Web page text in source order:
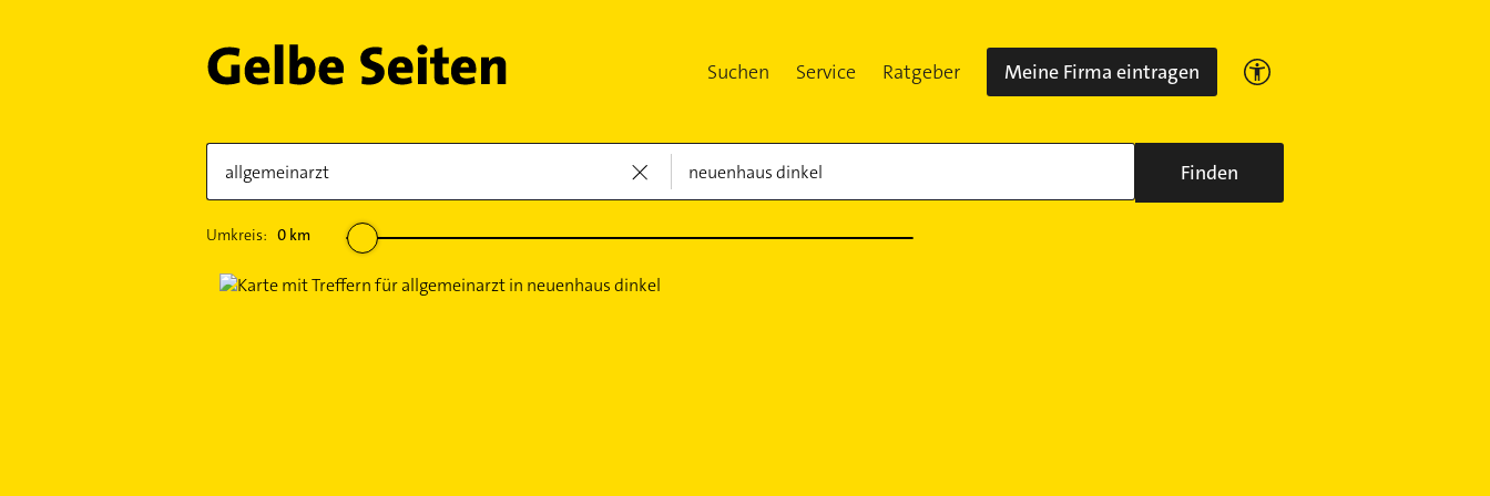
Suchen Service Ratgeber Meine Firma eintragen
Finden
Umkreis: 0km